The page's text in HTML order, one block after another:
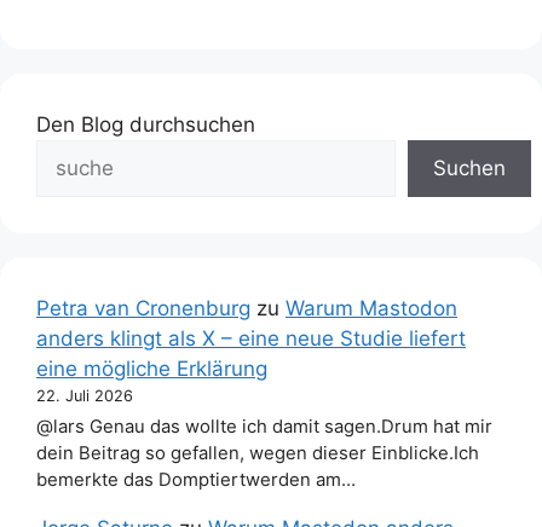
Den Blog durchsuchen
Suchen
Petra van Cronenburg zu Warum Mastodon
anders klingt als X – eine neue Studie liefert
eine mögliche Erklärung
22. Juli 2026
@lars Genau das wollte ich damit sagen.Drum hat mir
dein Beitrag so gefallen, wegen dieser Einblicke.Ich
bemerkte das Domptiertwerden am…